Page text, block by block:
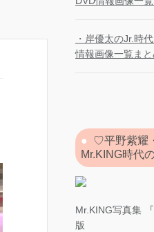
・岸優太のJr.時
情報画像一覧まと
♡平野紫耀
Mr.KING時代
Mr.KING写真集
版